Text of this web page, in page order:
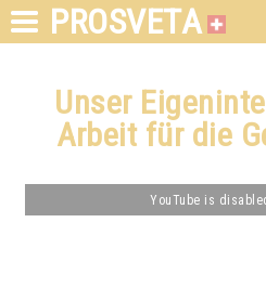
PROSVETA
Unser
Arbeit für die
YouTube is